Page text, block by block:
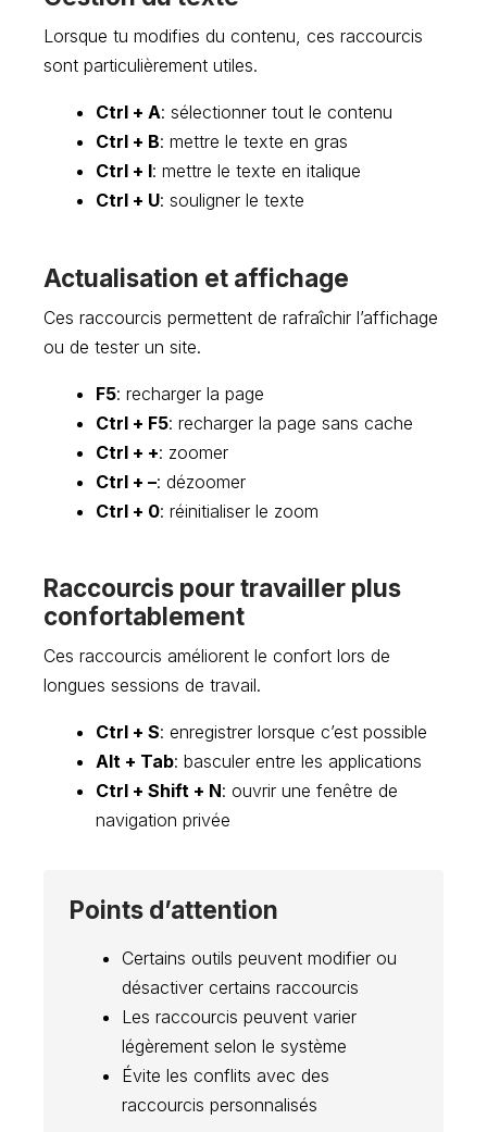
Lorsque tu modifies du contenu, ces raccourcis
sont particulièrement utiles.
Ctrl + A: sélectionner tout le contenu
Ctrl + B: mettre le texte en gras
Ctrl + I: mettre le texte en italique
Ctrl + U: souligner le texte
Actualisation et affichage
Ces raccourcis permettent de rafraîchir l’affichage
ou de tester un site.
F5: recharger la page
Ctrl + F5: recharger la page sans cache
Ctrl + +: zoomer
Ctrl + –: dézoomer
Ctrl + 0: réinitialiser le zoom
Raccourcis pour travailler plus
confortablement
Ces raccourcis améliorent le confort lors de
longues sessions de travail.
Ctrl + S: enregistrer lorsque c’est possible
Alt + Tab: basculer entre les applications
Ctrl + Shift + N: ouvrir une fenêtre de
navigation privée
Points d’attention
Certains outils peuvent modifier ou
désactiver certains raccourcis
Les raccourcis peuvent varier
légèrement selon le système
Évite les conflits avec des
raccourcis personnalisés